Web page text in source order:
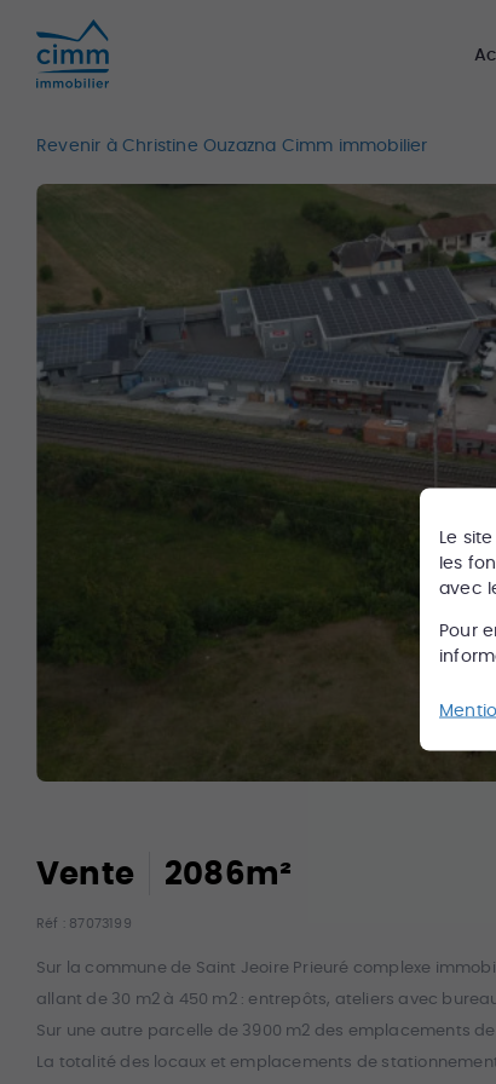
Le site
les
avec
Pour
Revenir à Christine Ouzazna Cimm immobilier
Vente 2086m²
Réf : 87073199
Sur la commune de Saint Jeoire Prieuré complexe
allant de 30 m2 à 450 m2 : entrepôts, ateliers avec
Sur une autre parcelle de 3900 m2 des emplacements
La totalité des locaux et emplacements de